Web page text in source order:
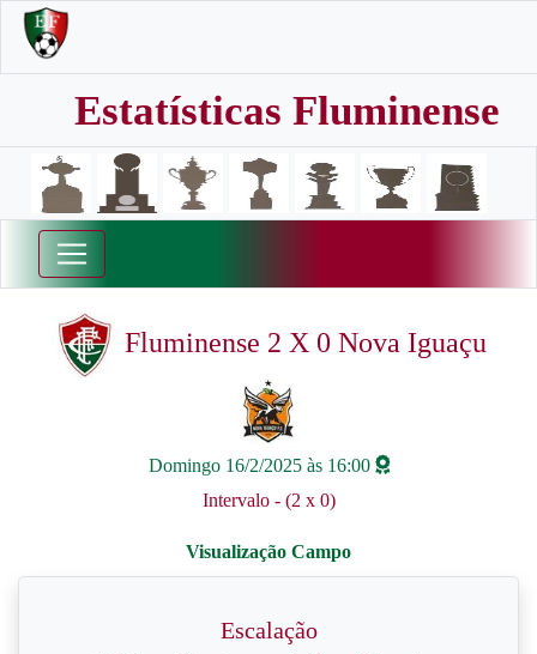
Estatísticas Fluminense
Fluminense 2 X 0 Nova Iguaçu
Domingo 16/2/2025 às 16:00
Intervalo - (2 x 0)
Escalação